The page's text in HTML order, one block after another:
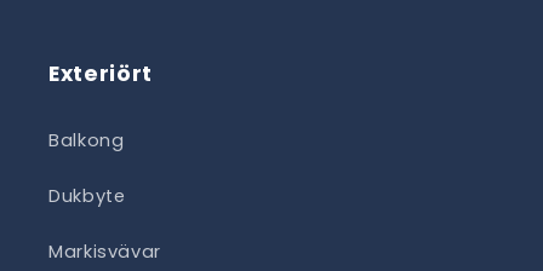
Exteriört
Balkong
Dukbyte
Markisvävar